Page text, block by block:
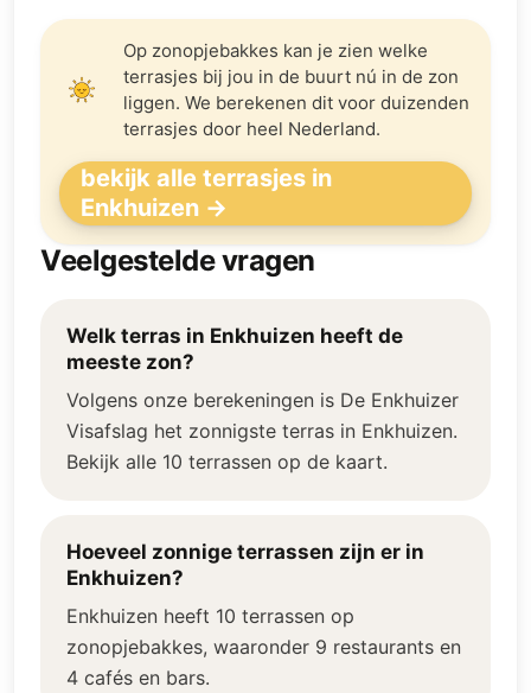
Op zonopjebakkes kan je zien welke
terrasjes bij jou in de buurt nú in de zon
liggen. We berekenen dit voor duizenden
terrasjes door heel Nederland.
bekijk alle terrasjes in
Enkhuizen →
Veelgestelde vragen
Welk terras in Enkhuizen heeft de
meeste zon?
Volgens onze berekeningen is De Enkhuizer
Visafslag het zonnigste terras in Enkhuizen.
Bekijk alle 10 terrassen op de kaart.
Hoeveel zonnige terrassen zijn er in
Enkhuizen?
Enkhuizen heeft 10 terrassen op
zonopjebakkes, waaronder 9 restaurants en
4 cafés en bars.